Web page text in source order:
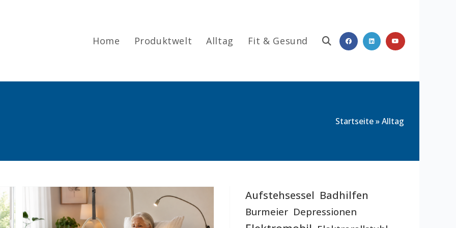
Home Produktwelt Alltag Fit & Gesund Website-
SucheStartseite»Alltag
Aufstehsessel Badhilfen
Burmeier Depressionen